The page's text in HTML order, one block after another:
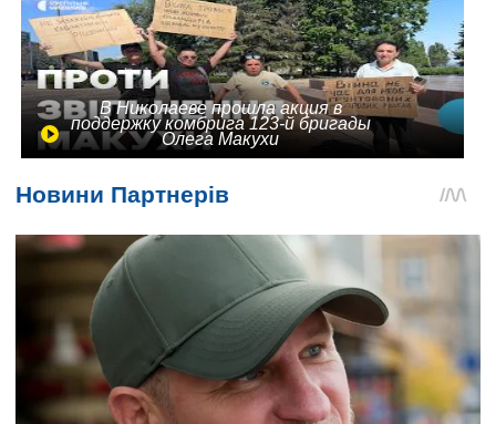
В Николаеве прошла акция в
поддержку комбрига 123-й бригады
Олега Макухи